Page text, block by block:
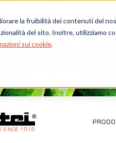
la fruibilità dei contenuti del
del sito. Inoltre, utilizziamo
sui cookie.